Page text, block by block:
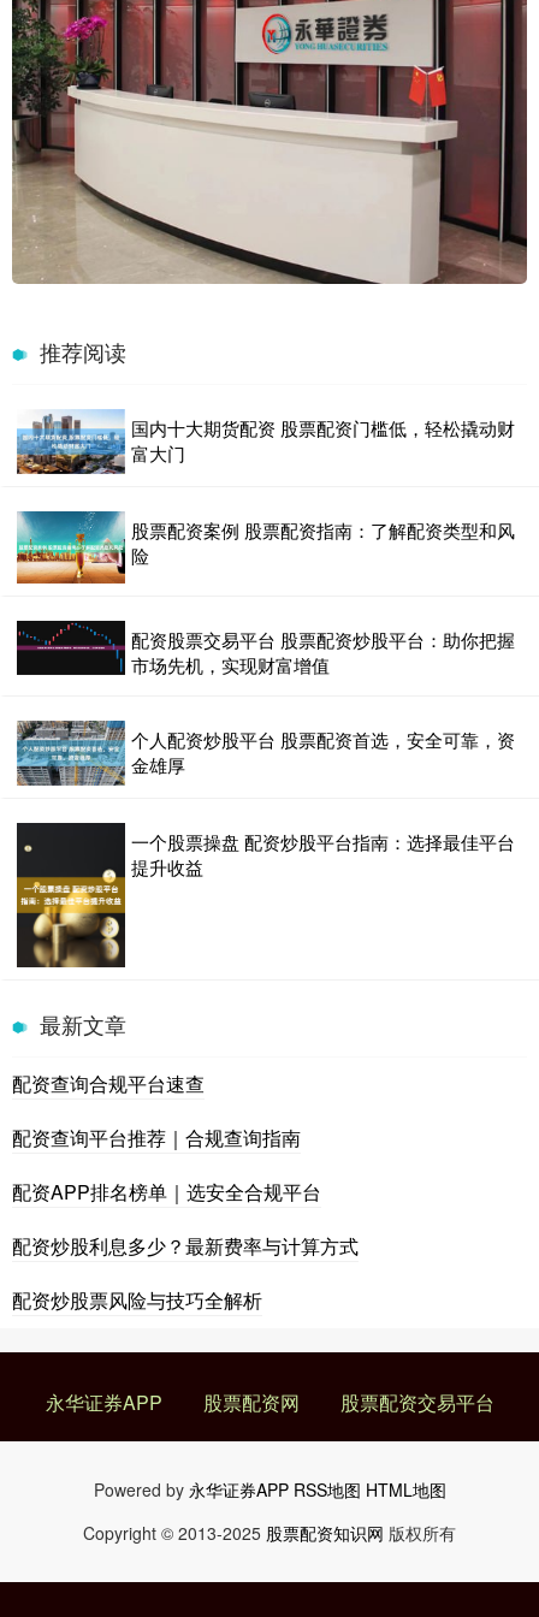
推荐阅读
国内十大期货配资 股票配资门槛低，轻松撬动财
富大门
股票配资案例 股票配资指南：了解配资类型和风
险
配资股票交易平台 股票配资炒股平台：助你把握
市场先机，实现财富增值
个人配资炒股平台 股票配资首选，安全可靠，资
金雄厚
一个股票操盘 配资炒股平台指南：选择最佳平台
提升收益
最新文章
配资查询合规平台速查
配资查询平台推荐｜合规查询指南
配资APP排名榜单｜选安全合规平台
配资炒股利息多少？最新费率与计算方式
配资炒股票风险与技巧全解析
永华证券APP 股票配资网 股票配资交易平台
Powered by 永华证券APP RSS地图 HTML地图
Copyright © 2013-2025 股票配资知识网 版权所有